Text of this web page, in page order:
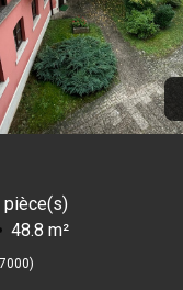
pièce(s)
48.8 m²